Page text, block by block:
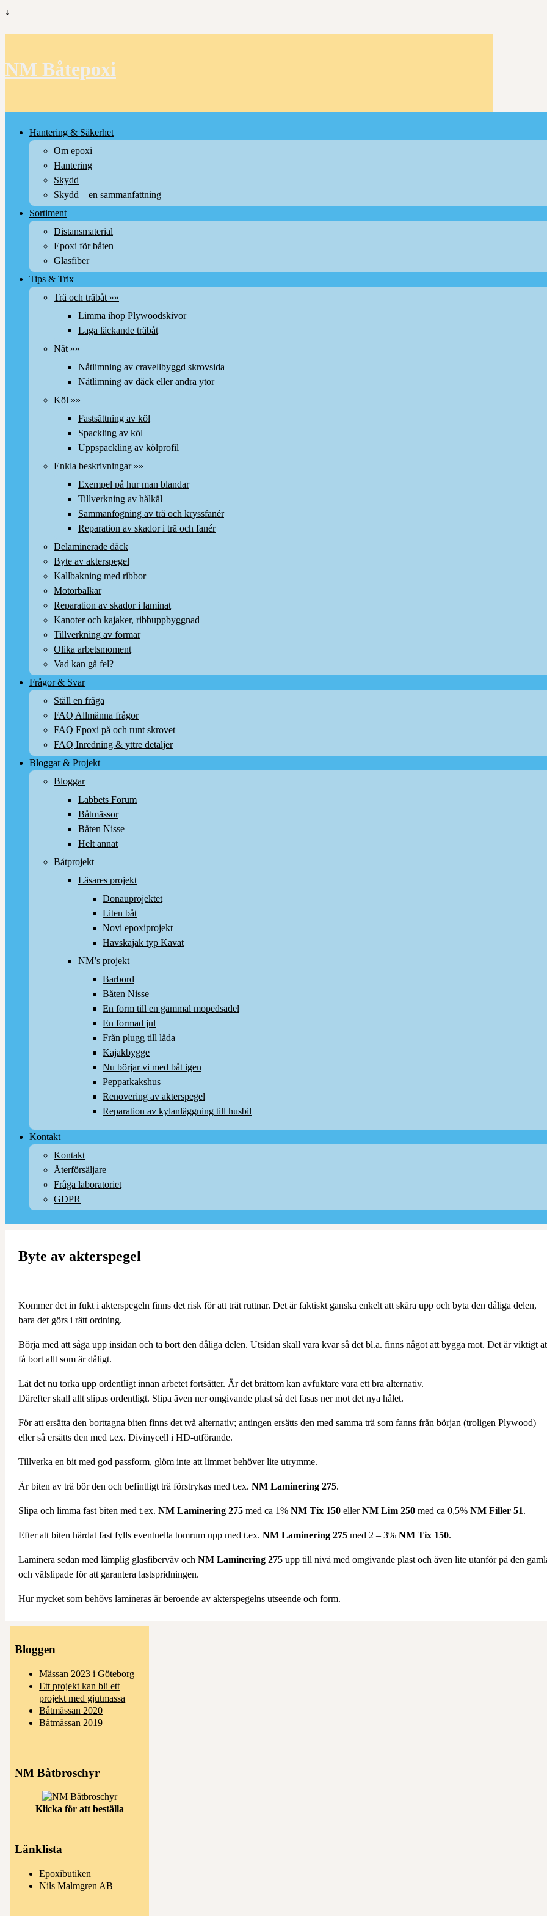
↓
NM Båtepoxi
Hantering & Säkerhet
Om epoxi
Hantering
Skydd
Skydd – en sammanfattning
Sortiment
Distansmaterial
Epoxi för båten
Glasfiber
Tips & Trix
Trä och träbåt »»
Limma ihop Plywoodskivor
Laga läckande träbåt
Nåt »»
Nåtlimning av cravellbyggd skrovsida
Nåtlimning av däck eller andra ytor
Köl »»
Fastsättning av köl
Spackling av köl
Uppspackling av kölprofil
Enkla beskrivningar »»
Exempel på hur man blandar
Tillverkning av hålkäl
Sammanfogning av trä och kryssfanér
Reparation av skador i trä och fanér
Delaminerade däck
Byte av akterspegel
Kallbakning med ribbor
Motorbalkar
Reparation av skador i laminat
Kanoter och kajaker, ribbuppbyggnad
Tillverkning av formar
Olika arbetsmoment
Vad kan gå fel?
Frågor & Svar
Ställ en fråga
FAQ Allmänna frågor
FAQ Epoxi på och runt skrovet
FAQ Inredning & yttre detaljer
Bloggar & Projekt
Bloggar
Labbets Forum
Båtmässor
Båten Nisse
Helt annat
Båtprojekt
Läsares projekt
Donauprojektet
Liten båt
Novi epoxiprojekt
Havskajak typ Kavat
NM’s projekt
Barbord
Båten Nisse
En form till en gammal mopedsadel
En formad jul
Från plugg till låda
Kajakbygge
Nu börjar vi med båt igen
Pepparkakshus
Renovering av akterspegel
Reparation av kylanläggning till husbil
Kontakt
Kontakt
Återförsäljare
Fråga laboratoriet
GDPR
Byte av akterspegel
Kommer det in fukt i akterspegeln finns det risk för att trät ruttnar. Det är faktiskt ganska enkelt att skära upp och byta den dåliga delen,
bara det görs i rätt ordning.
Börja med att såga upp insidan och ta bort den dåliga delen. Utsidan skall vara kvar så det bl.a. finns något att bygga mot. Det är viktigt
få bort allt som är dåligt.
Låt det nu torka upp ordentligt innan arbetet fortsätter. Är det bråttom kan avfuktare vara ett bra alternativ.
Därefter skall allt slipas ordentligt. Slipa även ner omgivande plast så det fasas ner mot det nya hålet.
För att ersätta den borttagna biten finns det två alternativ; antingen ersätts den med samma trä som fanns från början (troligen Plywood)
eller så ersätts den med t.ex. Divinycell i HD-utförande.
Tillverka en bit med god passform, glöm inte att limmet behöver lite utrymme.
Är biten av trä bör den och befintligt trä förstrykas med t.ex. NM Laminering 275.
Slipa och limma fast biten med t.ex. NM Laminering 275 med ca 1% NM Tix 150 ellerNM Lim 250 med ca 0,5% NM Filler 51.
Efter att biten härdat fast fylls eventuella tomrum upp med t.ex. NM Laminering 275 med 2 – 3% NM Tix 150.
Laminera sedan med lämplig glasfiberväv och NM Laminering 275 upp till nivå med omgivande plast och även lite utanför på den
och välslipade för att garantera lastspridningen.
Hur mycket som behövs lamineras är beroende av akterspegelns utseende och form.
Bloggen
Mässan 2023 i Göteborg
Ett projekt kan bli ett
projekt med gjutmassa
Båtmässan 2020
Båtmässan 2019
NM Båtbroschyr
Klicka för att beställa
Länklista
Epoxibutiken
Nils Malmgren AB